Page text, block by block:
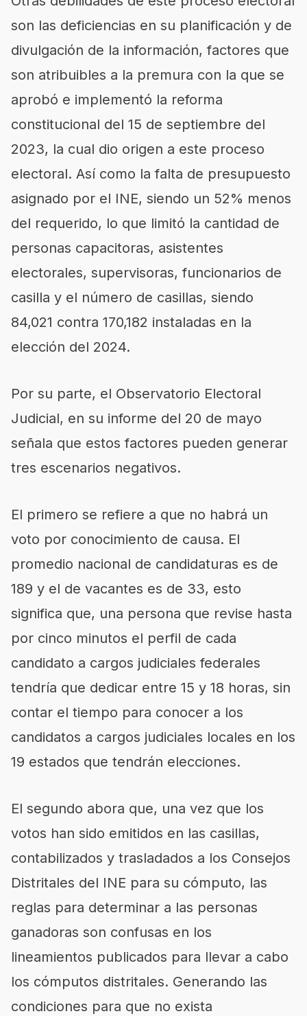
son las deficiencias en su planificación y de
divulgación de la información, factores que
son atribuibles a la premura con la que se
aprobó e implementó la reforma
constitucional del 15 de septiembre del
2023, la cual dio origen a este proceso
electoral. Así como la falta de presupuesto
asignado por el INE, siendo un 52% menos
del requerido, lo que limitó la cantidad de
personas capacitoras, asistentes
electorales, supervisoras, funcionarios de
casilla y el número de casillas, siendo
84,021 contra 170,182 instaladas en la
elección del 2024.
Por su parte, el Observatorio Electoral
Judicial, en su informe del 20 de mayo
señala que estos factores pueden generar
tres escenarios negativos.
El primero se refiere a que no habrá un
voto por conocimiento de causa. El
promedio nacional de candidaturas es de
189 y el de vacantes es de 33, esto
significa que, una persona que revise hasta
por cinco minutos el perfil de cada
candidato a cargos judiciales federales
tendría que dedicar entre 15 y 18 horas, sin
contar el tiempo para conocer a los
candidatos a cargos judiciales locales en los
19 estados que tendrán elecciones.
El segundo abora que, una vez que los
votos han sido emitidos en las casillas,
contabilizados y trasladados a los Consejos
Distritales del INE para su cómputo, las
reglas para determinar a las personas
ganadoras son confusas en los
lineamientos publicados para llevar a cabo
los cómputos distritales. Generando las
condiciones para que no exista